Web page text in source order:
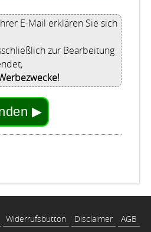
E-Mail erklären Sie sich
zur Bearbeitung
▶
Widerrufsbutton Disclaimer AGB